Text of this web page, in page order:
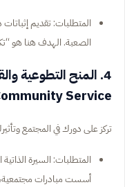
المتطلبات: تقديم
الصعبة. الهدف هنا هو
Service)
تركز على دورك في المجتمع
المتطلبات: السيرة
أسست مبادرات